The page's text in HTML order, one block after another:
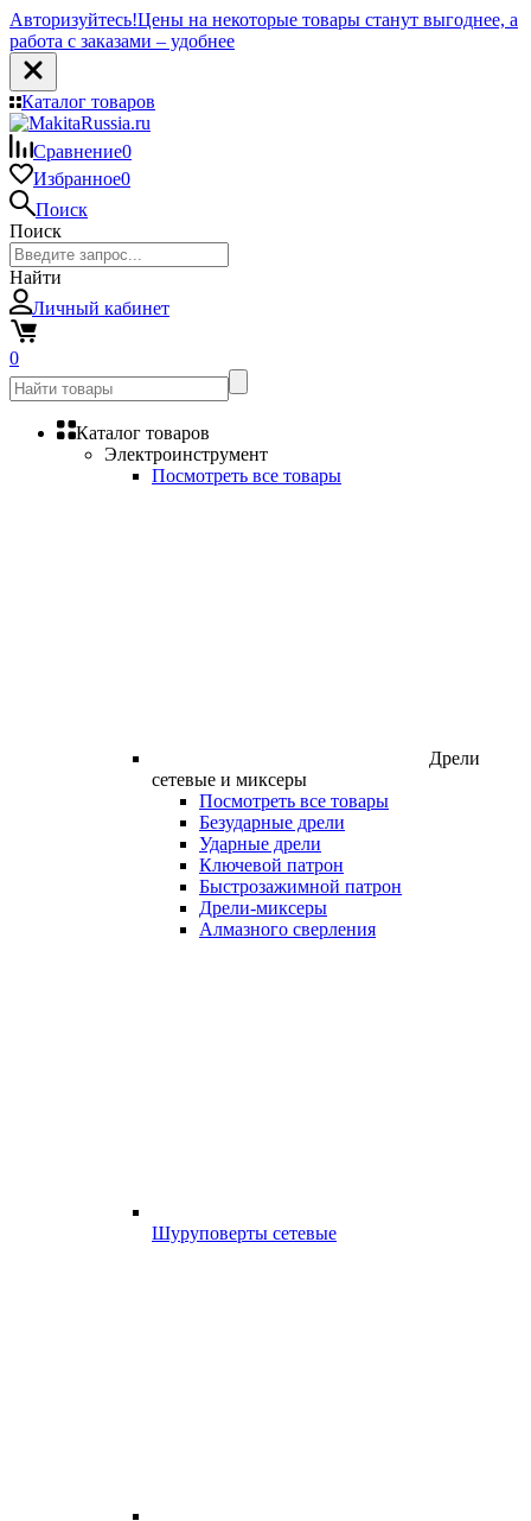
Авторизуйтесь!Цены на некоторые товары станут выгоднее, а
работа с заказами – удобнее
Каталог товаров
Сравнение0
Избранное0
Поиск
Поиск
Найти
Личный кабинет
0
Каталог товаров
Электроинструмент
Посмотреть все товары
Дрели
сетевые и миксеры
Посмотреть все товары
Безударные дрели
Ударные дрели
Ключевой патрон
Быстрозажимной патрон
Дрели-миксеры
Алмазного сверления
Шуруповерты сетевые